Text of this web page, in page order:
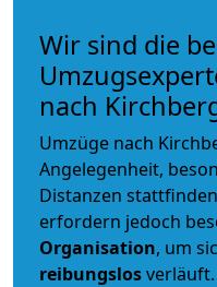
Wir sind die
nach
Umzüge nach
Angelegenheit,
Distanzen
erfordern jedoch
Organisation, um
reibungslosverläuft.